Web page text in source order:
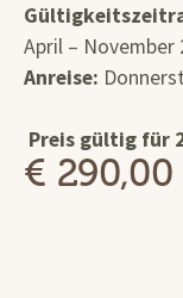
April – November
Anreise:
Preis gültig für
€ 290,00